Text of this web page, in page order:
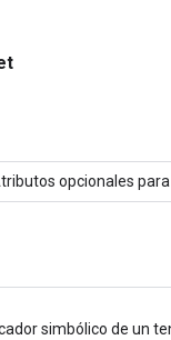
opcionales
simbólico de un